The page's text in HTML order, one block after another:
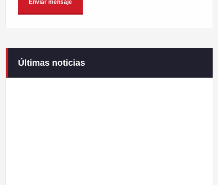
Últimas noticias
Campaneirus 2026